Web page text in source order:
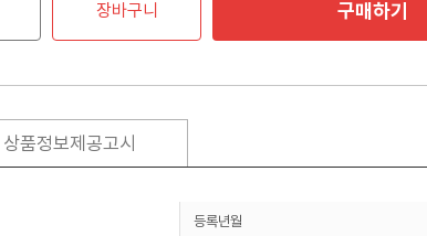
장바구니 구매하기
상품정보제공고시
등록년월